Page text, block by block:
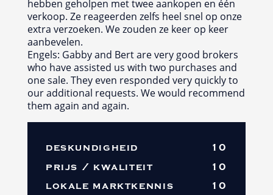
hebben geholpen met twee aankopen en één
verkoop. Ze reageerden zelfs heel snel op onze
extra verzoeken. We zouden ze keer op keer
aanbevelen.
Engels: Gabby and Bert are very good brokers
who have assisted us with two purchases and
one sale. They even responded very quickly to
our additional requests. We would recommend
them again and again.
deskundigheid
10
prijs / kwaliteit
10
lokale marktkennis
10